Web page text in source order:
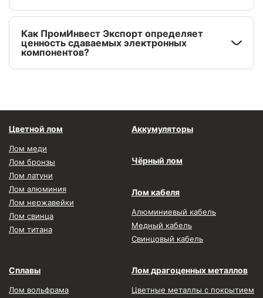
Как ПромИнвест Экспорт определяет
ценность сдаваемых электронных
компонентов?
Цветной лом
Лом меди
Лом бронзы
Лом латуни
Лом алюминия
Лом нержавейки
Лом свинца
Лом титана
Аккумуляторы
Чёрный лом
Лом кабеля
Алюминиевый кабель
Медный кабель
Свинцовый кабель
Сплавы
Лом вольфрама
Лом драгоценных металлов
Цветные металлы с покрытием